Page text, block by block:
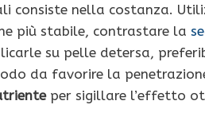
consiste nella costanza.
più stabile, contrastare la
su pelle detersa,
da favorire la
per sigillare l’effetto